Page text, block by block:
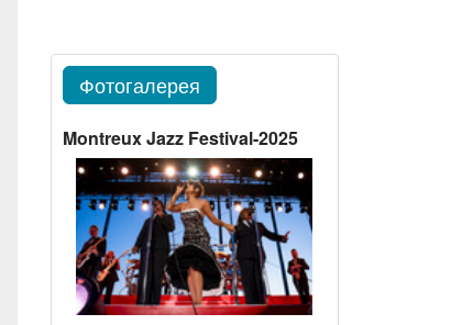
Фотогалерея
Montreux Jazz Festival-2025